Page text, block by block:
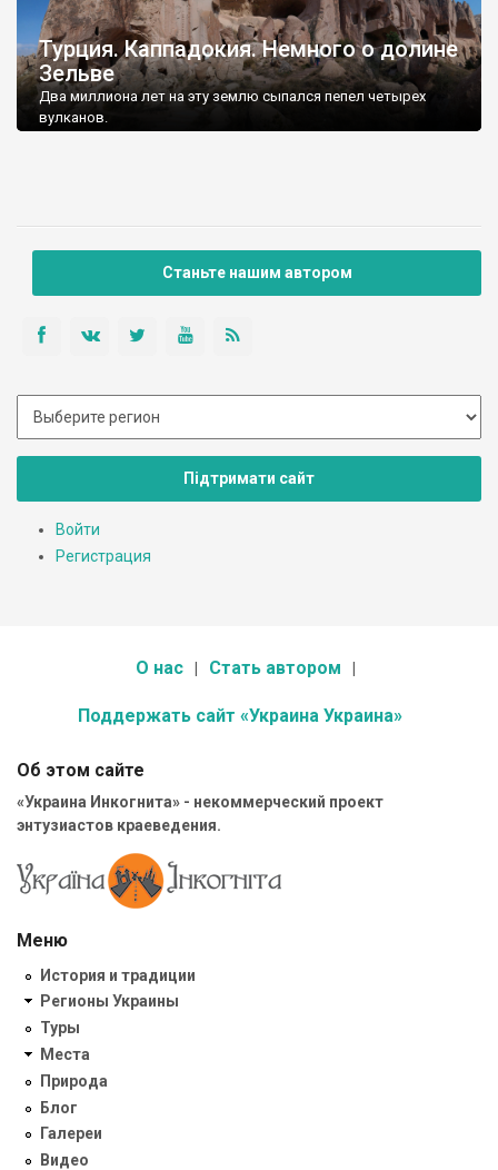
Турция. Каппадокия. Немного о долине
Зельве
Два миллиона лет на эту землю сыпался пепел четырех
вулканов.
Станьте нашим автором
Підтримати сайт
Войти
Регистрация
О нас Стать автором
Поддержать сайт «Украина Украина»
Об этом сайте
«Украина Инкогнита» - некоммерческий проект
энтузиастов краеведения.
Меню
История и традиции
Регионы Украины
Туры
Места
Природа
Блог
Галереи
Видео